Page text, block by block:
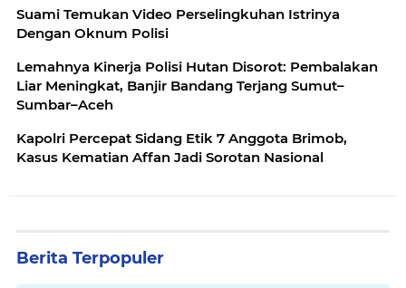
Suami Temukan Video Perselingkuhan Istrinya
Dengan Oknum Polisi
Lemahnya Kinerja Polisi Hutan Disorot: Pembalakan
Liar Meningkat, Banjir Bandang Terjang Sumut–
Sumbar–Aceh
Kapolri Percepat Sidang Etik 7 Anggota Brimob,
Kasus Kematian Affan Jadi Sorotan Nasional
Berita Terpopuler